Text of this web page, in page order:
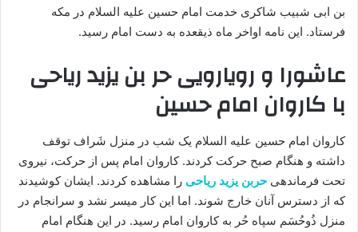
بن‌ ابی ‏شبیب شاکری خدمت امام حسین علیه السلام در مکه
فرستاد. این نامه اواخر ماه ذیقعده به دست امام رسید.
عاشورا و رویارویی حر بن یزید ریاحی
با کاروان امام حسین
کاروان امام حسین علیه السلام یک شب در منزل شَراف توقف
داشته و هنگام صبح حرکت کردند. کاروان‏ امام پس از حرکت، نیروی
تحت فرماندهی حربن یزید ریاحی را مشاهده کردند. ایشان ‏کوشیدند
که از دسترس آنان خارج شوند. اما این کار میسر نشد و سرانجام در
منزل ذُوحُسَم سپاه حُر به کاروان امام رسید. در این هنگام امام